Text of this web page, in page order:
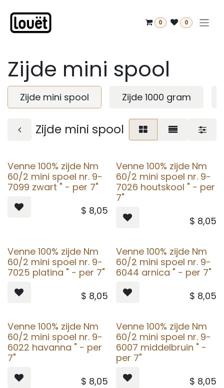
0 0
Zijde mini spool
Zijde mini spool Zijde 1000 gram
Zijde mini spool
Venne 100% zijde Nm
60/2 mini spoel nr. 9-
7099 zwart " - per 7"
$ 8,05
Venne 100% zijde Nm
60/2 mini spoel nr. 9-
7026 houtskool " - per
7"
$ 8,05
Venne 100% zijde Nm
60/2 mini spoel nr. 9-
7025 platina " - per 7"
$ 8,05
Venne 100% zijde Nm
60/2 mini spoel nr. 9-
6044 arnica " - per 7"
$ 8,05
Venne 100% zijde Nm
60/2 mini spoel nr. 9-
6022 havanna " - per
7"
$ 8,05
Venne 100% zijde Nm
60/2 mini spoel nr. 9-
6007 middelbruin " -
per 7"
$ 8,05